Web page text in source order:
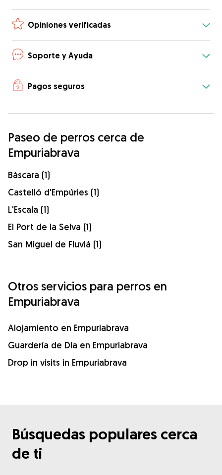
Opiniones verificadas
Soporte y Ayuda
Pagos seguros
Paseo de perros cerca de
Empuriabrava
Bàscara (1)
Castelló d'Empúries (1)
L'Escala (1)
El Port de la Selva (1)
San Miguel de Fluviá (1)
Otros servicios para perros en
Empuriabrava
Alojamiento en Empuriabrava
Guardería de Día en Empuriabrava
Drop in visits in Empuriabrava
Búsquedas populares cerca
de ti